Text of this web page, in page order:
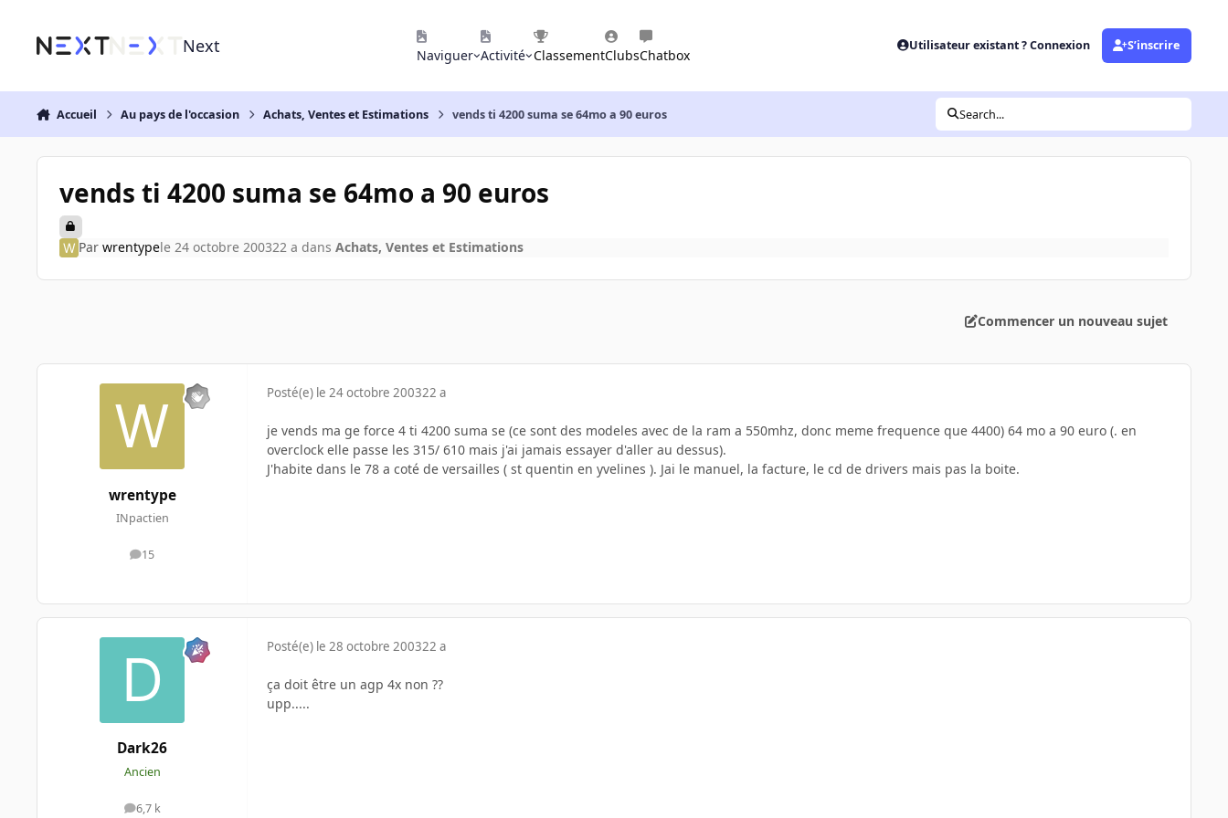
Next Naviguer Activité ClassementClubsChatbox
Utilisateur existant ? Connexion S’inscrire
Accueil Au pays de l'occasion Achats, Ventes et Estimations vends ti 4200 suma se 64mo a 90 euros Search...
vends ti 4200 suma se 64mo a 90 euros
Par wrentypele 24 octobre 200322 a dans Achats, Ventes et Estimations
Commencer un nouveau sujet
wrentype
INpactien
15
messages
Posté(e) le 24 octobre 200322 a
je vends ma ge force 4 ti 4200 suma se (ce sont des modeles avec de la ram a 550mhz, donc meme frequence que 4400) 64 mo a 90 euro (. en
overclock elle passe les 315/ 610 mais j'ai jamais essayer d'aller au dessus).
J'habite dans le 78 a coté de versailles ( st quentin en yvelines ). Jai le manuel, la facture, le cd de drivers mais pas la boite.
Dark26
Ancien
6,7 k
messages
Posté(e) le 28 octobre 200322 a
ça doit être un agp 4x non ??
upp.....